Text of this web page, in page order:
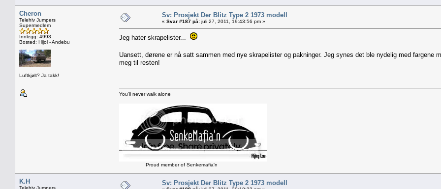
Cheron
Telehiv Jumpers
Supermedlem
Innlegg: 4993
Bosted: Hijol - Andebu
Luftkjølt? Ja takk!
Sv: Prosjekt Der Blitz Type 2 1973 modell
« Svar #187 på: juli 27, 2011, 19:43:56 pm »
Jeg hater skrapelister...
Uansett, dørene er nå satt sammen med nye skrapelister og pakninger. Jeg synes det ble nydelig med fargene
meg til resten!
You'll never walk alone
Proud member of Senkemafia'n
K.H
Telehiv Jumpers
Sv: Prosjekt Der Blitz Type 2 1973 modell